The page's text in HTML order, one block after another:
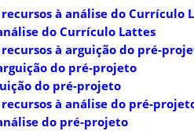
à análise do Currículo
do Currículo Lattes
à arguição do pré-
do pré-projeto
do pré-projeto
à análise do pré-
do pré-projeto